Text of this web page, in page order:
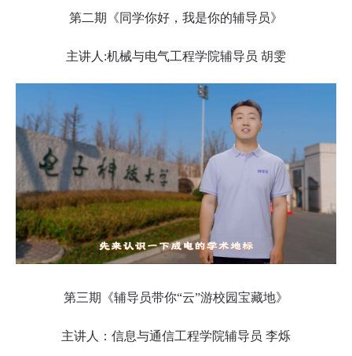
第二期《同学你好，我是你的辅导员》
主讲人:机械与电气工程学院辅导员 胡雯
第三期《辅导员带你“云”游校园宝藏地》
主讲人：信息与通信工程学院辅导员 李烁